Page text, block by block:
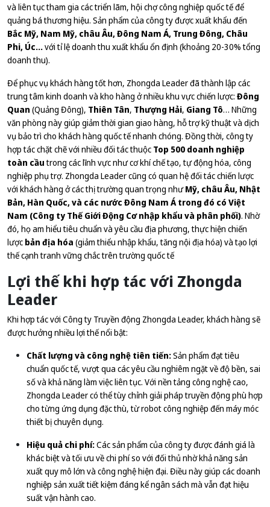
và liên tục tham gia các triển lãm, hội chợ công nghiệp quốc tế để
quảng bá thương hiệu. Sản phẩm của công ty được xuất khẩu đến
Bắc Mỹ, Nam Mỹ, châu Âu, Đông Nam Á, Trung Đông, Châu
Phi, Úc…với tỉ lệ doanh thu xuất khẩu ổn định (khoảng 20-30% tổng
doanh thu).
Để phục vụ khách hàng tốt hơn, Zhongda Leader đã thành lập các
trung tâm kinh doanh và kho hàng ở nhiều khu vực chiến lược: Đông
Quan (Quảng Đông), Thiên Tân, Thượng Hải, Giang Tô… Những
văn phòng này giúp giảm thời gian giao hàng, hỗ trợ kỹ thuật và dịch
vụ bảo trì cho khách hàng quốc tế nhanh chóng. Đồng thời, công ty
hợp tác chặt chẽ với nhiều đối tác thuộc Top 500 doanh nghiệp
toàn cầutrong các lĩnh vực như cơ khí chế tạo, tự động hóa, công
nghiệp phụ trợ. Zhongda Leader cũng có quan hệ đối tác chiến lược
với khách hàng ở các thị trường quan trọng nhưMỹ, châu Âu, Nhật
Bản, Hàn Quốc, và các nước Đông Nam Á trong đó có Việt
Nam (Công ty Thế Giới Động Cơ nhập khẩu và phân phối). Nhờ
đó, họ am hiểu tiêu chuẩn và yêu cầu địa phương, thực hiện chiến
lược bản địa hóa (giảm thiểu nhập khẩu, tăng nội địa hóa) và tạo lợi
thế cạnh tranh vững chắc trên trường quốc tế
Lợi thế khi hợp tác với Zhongda
Leader
Khi hợp tác với Công ty Truyền động Zhongda Leader, khách hàng sẽ
được hưởng nhiều lợi thế nổi bật:
Chất lượng và công nghệ tiên tiến:Sản phẩm đạt tiêu
chuẩn quốc tế, vượt qua các yêu cầu nghiêm ngặt về độ bền, sai
số và khả năng làm việc liên tục. Với nền tảng công nghệ cao,
Zhongda Leader có thể tùy chỉnh giải pháp truyền động phù hợp
cho từng ứng dụng đặc thù, từ robot công nghiệp đến máy móc
thiết bị chuyên dụng.
Hiệu quả chi phí:Các sản phẩm của công ty được đánh giá là
khác biệt và tối ưu về chi phí so với đối thủ nhờ khả năng sản
xuất quy mô lớn và công nghệ hiện đại. Điều này giúp các doanh
nghiệp sản xuất tiết kiệm đáng kể ngân sách mà vẫn đạt hiệu
suất vận hành cao.